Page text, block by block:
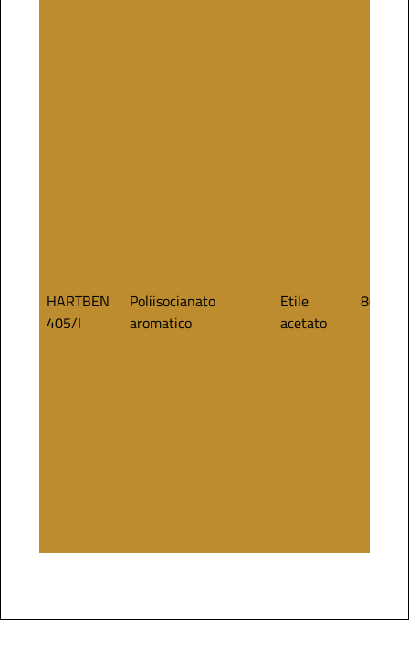
HARTBEN
405/I
Poliisocianato
aromatico
Etile
acetato
80